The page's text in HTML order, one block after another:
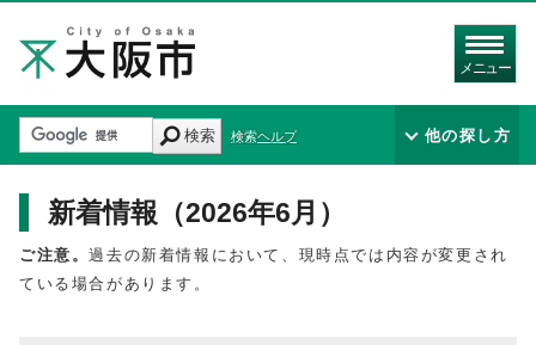
メニュー
検索 検索ヘルプ 他の探し方
新着情報（2026年6月）
ご注意。過去の新着情報において、現時点では内容が変更され
ている場合があります。